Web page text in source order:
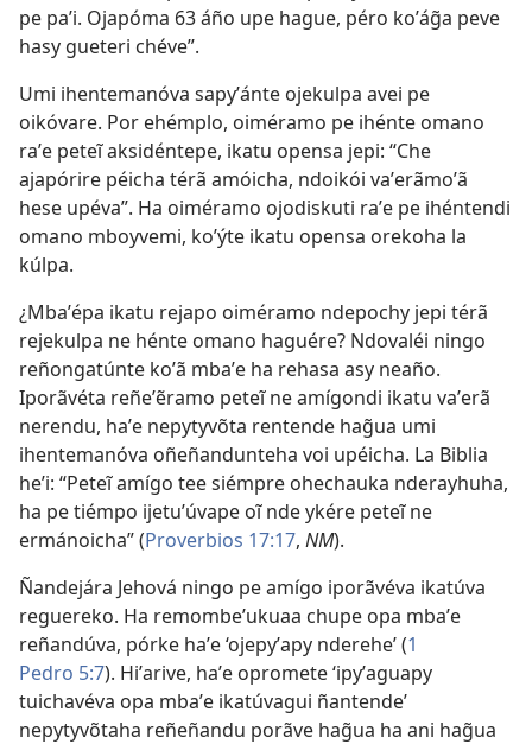
pe paʼi. Ojapóma 63 áño upe hague, péro koʼág̃a peve
hasy gueteri chéve”.
Umi ihentemanóva sapyʼánte ojekulpa avei pe
oikóvare. Por ehémplo, oiméramo pe ihénte omano
raʼe peteĩ aksidéntepe, ikatu opensa jepi: “Che
ajapórire péicha térã amóicha, ndoikói vaʼerãmoʼã
hese upéva”. Ha oiméramo ojodiskuti raʼe pe ihéntendi
omano mboyvemi, koʼýte ikatu opensa orekoha la
kúlpa.
¿Mbaʼépa ikatu rejapo oiméramo ndepochy jepi térã
rejekulpa ne hénte omano haguére? Ndovaléi ningo
reñongatúnte koʼã mbaʼe ha rehasa asy neaño.
Iporãvéta reñeʼẽramo peteĩ ne amígondi ikatu vaʼerã
nerendu, haʼe nepytyvõta rentende hag̃ua umi
ihentemanóva oñeñandunteha voi upéicha. La Biblia
heʼi: “Peteĩ amígo tee siémpre ohechauka nderayhuha,
ha pe tiémpo ijetuʼúvape oĩ nde ykére peteĩ ne
ermánoicha” (Proverbios 17:17, NM).
Ñandejára Jehová ningo pe amígo iporãvéva ikatúva
reguereko. Ha remombeʼukuaa chupe opa mbaʼe
reñandúva, pórke haʼe ‘ojepyʼapy nderehe’ (1
Pedro 5:7). Hiʼarive, haʼe opromete ‘ipyʼaguapy
tuichavéva opa mbaʼe ikatúvagui ñantende’
nepytyvõtaha reñeñandu porãve hag̃ua ha ani hag̃ua